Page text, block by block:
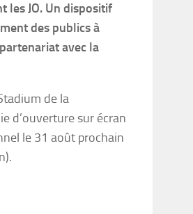
les JO. Un dispositif
des publics à
avec la
de la
d’ouverture sur écran
le 31 août prochain